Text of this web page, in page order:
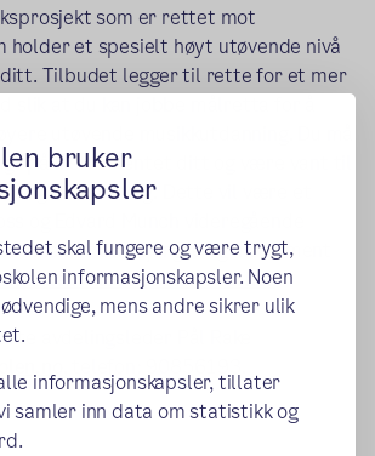
bruker
skal fungere og være trygt,
informasjonskapsler. Noen
mens andre sikrer ulik
informasjonskapsler, tillater
samler inn data om statistikk og
som er rettet mot
holder et spesielt høyt utøvende nivå
Tilbudet legger til rette for et mer
slik at du kan jobbe målretta for å
på instrumentet ditt og være vant til
og selvstendig. Dette vil være et
innenfor alle sjangre og instrument
om talenttilbudet finner du her
avdelingsleder Pål Rake